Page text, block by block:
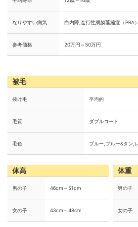
なりやすい病気 白内障,進行性網膜萎縮症（PRA
参考価格 20万円～50万円
被毛
抜け毛 平均的
毛質 ダブルコート
毛色 ブルー,ブルー&タン,
体高
男の子 46cm～51cm
女の子 43cm～48cm
体重
男の子
女の子